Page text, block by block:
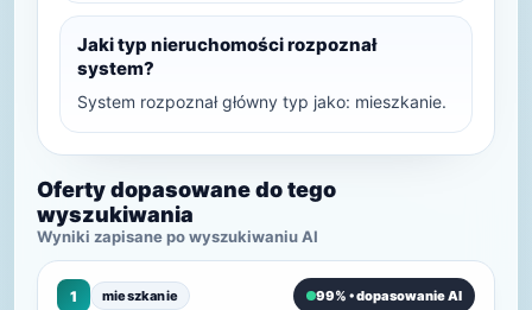
Jaki typ nieruchomości rozpoznał
system?
System rozpoznał główny typ jako: mieszkanie.
Oferty dopasowane do tego
wyszukiwania
Wyniki zapisane po wyszukiwaniu AI
1 mieszkanie 99% • dopasowanie AI